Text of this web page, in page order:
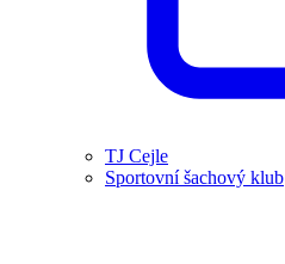
TJ Cejle
Sportovní šachový klub